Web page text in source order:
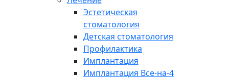
Эстетическая
стоматология
Детская стоматология
Профилактика
Имплантация
Имплантация Все-на-4